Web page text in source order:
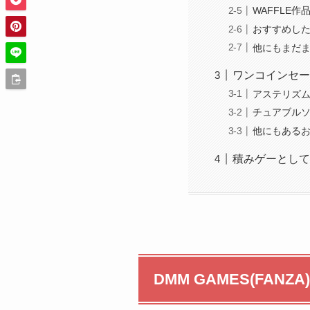
WAFFLE作
おすすめし
他にもまだ
ワンコインセ
アステリズ
チュアブル
他にもある
積みゲーとし
DMM